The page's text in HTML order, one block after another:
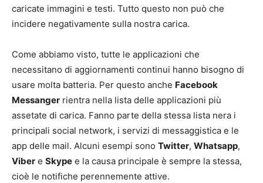
caricate immagini e testi. Tutto questo non può che
incidere negativamente sulla nostra carica.
Come abbiamo visto, tutte le applicazioni che
necessitano di aggiornamenti continui hanno bisogno di
usare molta batteria. Per questo anche Facebook
Messanger rientra nella lista delle applicazioni più
assetate di carica. Fanno parte della stessa lista nera i
principali social network, i servizi di messaggistica e le
app delle mail. Alcuni esempi sono Twitter, Whatsapp,
Viber e Skype e la causa principale è sempre la stessa,
cioè le notifiche perennemente attive.